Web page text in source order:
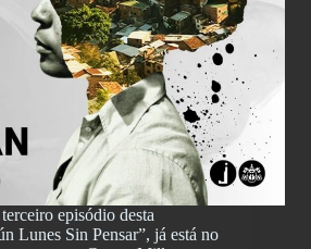
episódio desta
Lunes Sin Pensar”, já está no